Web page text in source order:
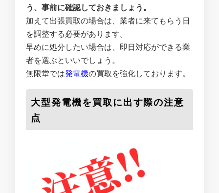
う、事前に確認しておきましょう。
加えて出張買取の場合は、業者に来てもらう日
を調整する必要があります。
早めに処分したい場合は、即日対応ができる業
者を選ぶといいでしょう。
無限堂では発電機の買取を強化しております。
大型発電機を買取に出す際の注意
点